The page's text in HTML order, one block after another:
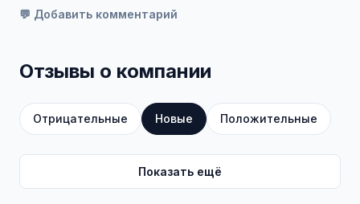
💬 Добавить комментарий
Отзывы о компании
Отрицательные Новые Положительные
Показать ещё